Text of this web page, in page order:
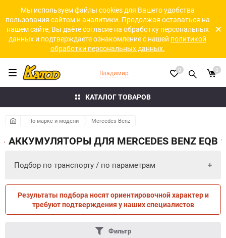
Мы используем файлы cookies для Вашего удобства
пользования сайтом и аналитики. Продолжая оставаться на
нашем сайте, Вы даёте согласие на обработку персональных
данных и подтверждаете ознакомление с нашей политикой
обработки персональных данных.
КАТАЛОГ ТОВАРОВ
Владимир 0 0
По марке и модели Mercedes Benz
АККУМУЛЯТОРЫ ДЛЯ MERCEDES BENZ EQB
Подбор по транспорту / по параметрам
ПО ТРАНСПОРТУ ПО ПАРАМЕТРАМ
Результаты подбора носят ориентировочной характер и
требуют подтверждения у наших специалистов
Фильтр